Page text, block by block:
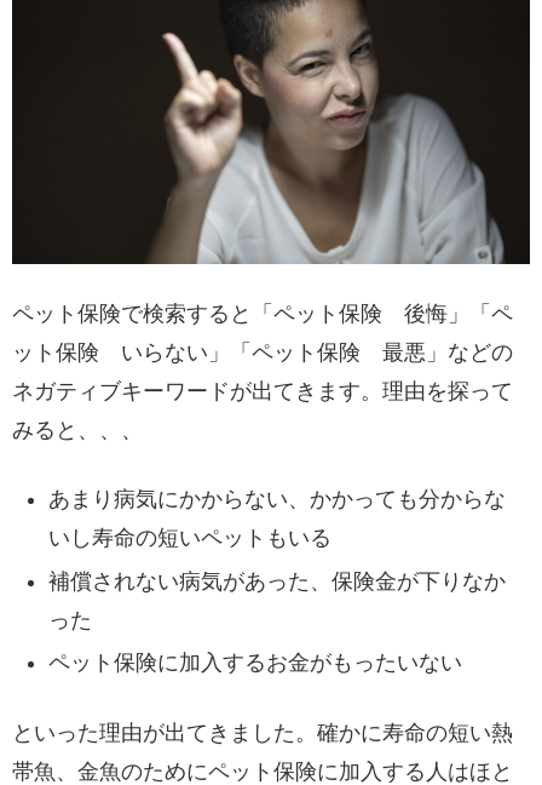
ペット保険で検索すると「ペット保険 後悔」「ペ
ット保険 いらない」「ペット保険 最悪」などの
ネガティブキーワードが出てきます。理由を探って
みると、、、
あまり病気にかからない、かかっても分からな
いし寿命の短いペットもいる
補償されない病気があった、保険金が下りなか
った
ペット保険に加入するお金がもったいない
といった理由が出てきました。確かに寿命の短い熱
帯魚、金魚のためにペット保険に加入する人はほと